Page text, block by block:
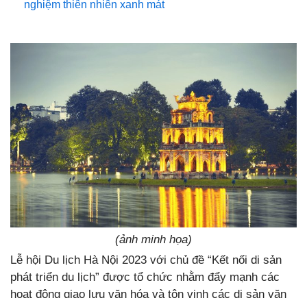
nghiệm thiên nhiên xanh mát
(ảnh minh họa)
Lễ hội Du lịch Hà Nội 2023 với chủ đề “Kết nối di sản
phát triển du lịch” được tổ chức nhằm đẩy mạnh các
hoạt động giao lưu văn hóa và tôn vinh các di sản văn